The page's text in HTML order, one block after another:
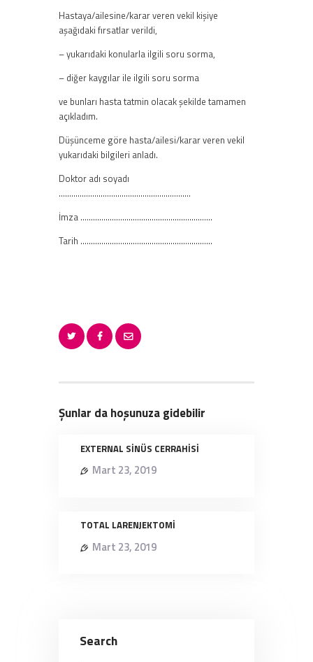
Hastaya/ailesine/karar veren vekil kişiye
aşağıdaki fırsatlar verildi,
– yukarıdaki konularla ilgili soru sorma,
– diğer kaygılar ile ilgili soru sorma
ve bunları hasta tatmin olacak şekilde tamamen
açıkladım.
Düşünceme göre hasta/ailesi/karar veren vekil
yukarıdaki bilgileri anladı.
Doktor adı soyadı
………………………………………………………
İmza ………………………………………………………
Tarih ………………………………………………………
Şunlar da hoşunuza gidebilir
EXTERNAL SİNÜS CERRAHİSİ
Mart 23, 2019
TOTAL LARENJEKTOMİ
Mart 23, 2019
Search